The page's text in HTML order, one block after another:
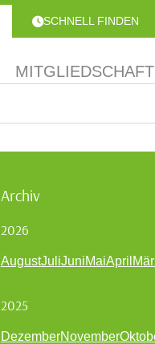
SCHNELL FINDEN
MITGLIEDSCHAFT
Archiv
2026
AugustJuliJuniMaiApril
2025
DezemberNovember